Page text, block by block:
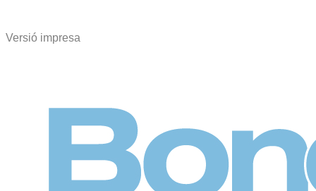
Versió impresa